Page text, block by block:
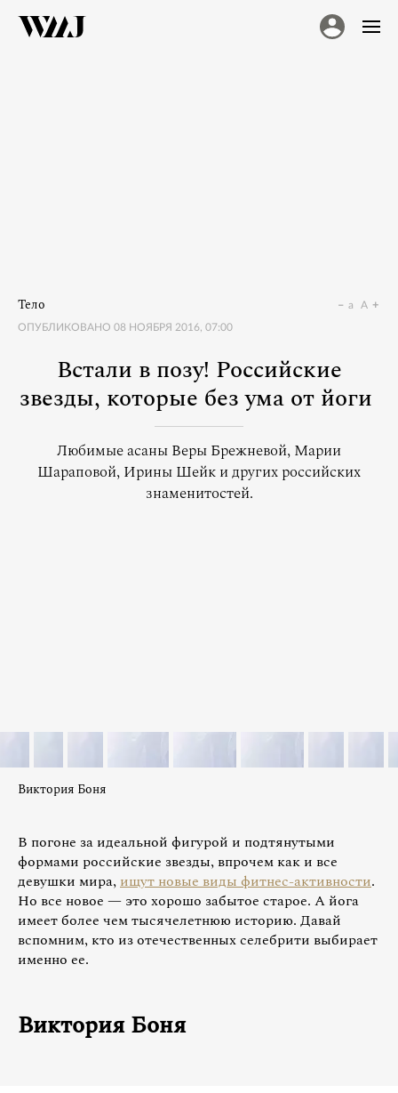
Тело
ОПУБЛИКОВАНО 08 НОЯБРЯ 2016, 07:00
a A
Встали в позу! Российские
звезды, которые без ума от йоги
Любимые асаны Веры Брежневой, Марии
Шараповой, Ирины Шейк и других российских
знаменитостей.
Виктория Боня
В погоне за идеальной фигурой и подтянутыми
формами российские звезды, впрочем как и все
девушки мира,ищут новые виды фитнес-активности.
Но все новое — это хорошо забытое старое. А йога
имеет более чем тысячелетнюю историю. Давай
вспомним, кто из отечественных селебрити выбирает
именно ее.
Виктория Боня